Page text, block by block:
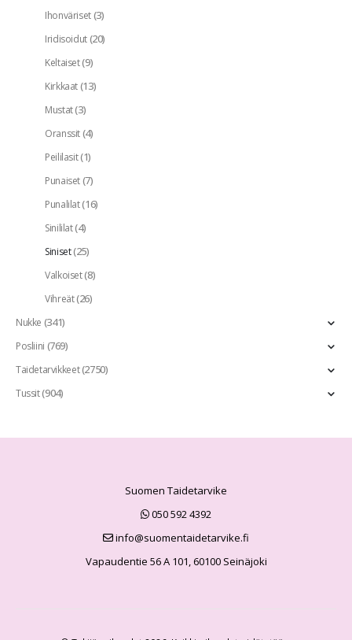
Ihonväriset(3)
Iridisoidut(20)
Keltaiset(9)
Kirkkaat(13)
Mustat(3)
Oranssit(4)
Peililasit(1)
Punaiset(7)
Punalilat(16)
Sinililat(4)
Siniset(25)
Valkoiset(8)
Vihreät(26)
Nukke (341)
Posliini (769)
Taidetarvikkeet(2750)
Tussit(904)
Suomen Taidetarvike
050 592 4392
info@suomentaidetarvike.fi
Vapaudentie 56 A 101, 60100 Seinäjoki